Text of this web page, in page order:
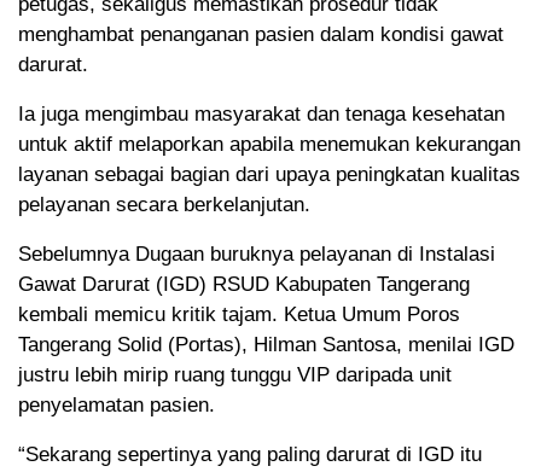
menghambat penanganan pasien dalam kondisi gawat
darurat.
Ia juga mengimbau masyarakat dan tenaga kesehatan
untuk aktif melaporkan apabila menemukan kekurangan
layanan sebagai bagian dari upaya peningkatan kualitas
pelayanan secara berkelanjutan.
Sebelumnya Dugaan buruknya pelayanan di Instalasi
Gawat Darurat (IGD) RSUD Kabupaten Tangerang
kembali memicu kritik tajam. Ketua Umum Poros
Tangerang Solid (Portas), Hilman Santosa, menilai IGD
justru lebih mirip ruang tunggu VIP daripada unit
penyelamatan pasien.
“Sekarang sepertinya yang paling darurat di IGD itu